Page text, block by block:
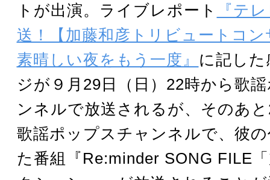
トが出演。ライブレポート
『テ
送！【加藤和彦トリビュートコ
素晴しい夜をもう一度』 に記し
ジが９月29日（日）22時から歌
ンネルで放送されるが、そのあ
歌謡ポップスチャンネルで、彼
た番組『Re:minder SONG FILE